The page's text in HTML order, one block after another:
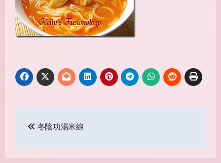
navigation
冬陰功湯米線